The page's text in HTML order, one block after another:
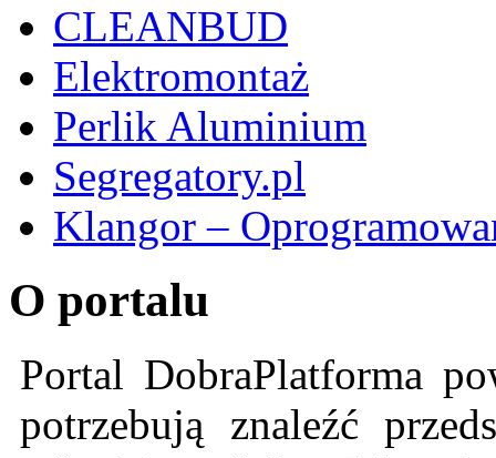
CLEANBUD
Elektromontaż
Perlik Aluminium
Segregatory.pl
Klangor –
O portalu
Portal DobraPlatforma
potrzebują znaleźć